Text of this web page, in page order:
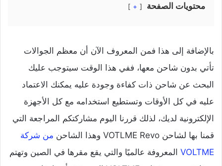
محتويات الصفحة +
بالإضافة إلى هذا فمن المعروف الآن أن معظم الجوالات
تأتي بدون شاحن معها، ففي هذا الوقت سيتوجب عليك
البحث عن شاحن ذات كفاءة وجودة عليه يمكنك الاعتماد
عليه في كل الأوقات وتستطيع استخدامه مع كل الأجهزة
الإلكترونية لديك، لذلك قررنا اليوم مشاركتكم المراجعة التي
قمنا بها لشاحن VOTLME Revo وهذا الشاحن
من شركة
VOLTME المعروفة عالميًا والتي يقع مقرها في الصين وتهتم